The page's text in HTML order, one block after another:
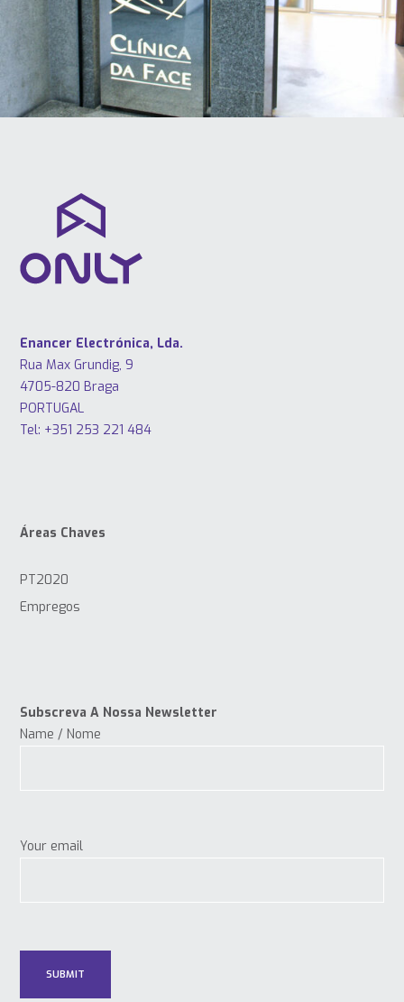
Enancer Electrónica, Lda.
Rua Max Grundig, 9
4705-820 Braga
PORTUGAL
Tel: +351 253 221 484
Áreas Chaves
PT2020
Empregos
Subscreva A Nossa Newsletter
Name / Nome
Your email